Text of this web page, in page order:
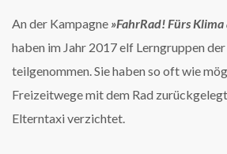
An der Kampagne »FahrRad! Fürs Klima
haben im Jahr 2017 elf Lerngruppen
teilgenommen. Sie haben so oft wie
Freizeitwege mit dem Rad
Elterntaxi verzichtet.